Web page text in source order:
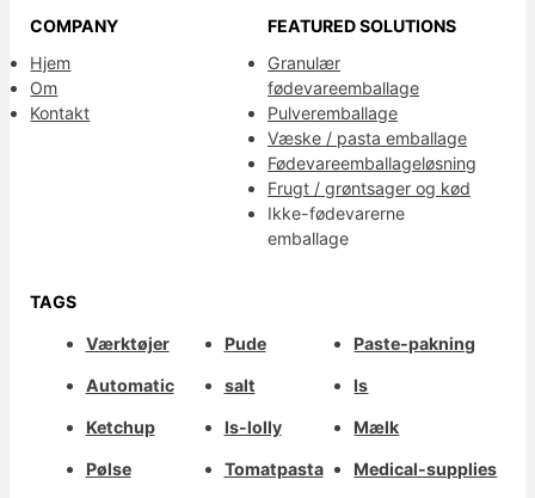
COMPANY
Hjem
Om
Kontakt
FEATURED SOLUTIONS
Granulær
fødevareemballage
Pulveremballage
Væske / pasta emballage
Fødevareemballageløsning
Frugt / grøntsager og kød
Ikke-fødevarerne
emballage
TAGS
Værktøjer
Automatic
Ketchup
Pølse
Pude
salt
Is-lolly
Tomatpasta
Paste-pakning
Is
Mælk
Medical-supplies